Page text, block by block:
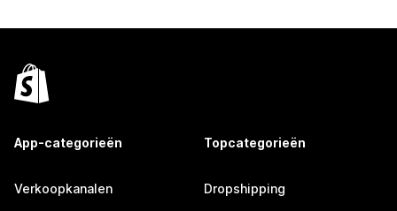
App-categorieën
Verkoopkanalen
Topcategorieën
Dropshipping